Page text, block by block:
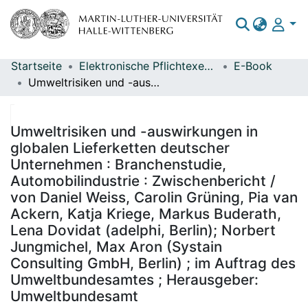
Bereiche & Sammlungen
Statistiken
Startseite Elektronische Pflichtexemplare
E-Book
Umweltrisiken und -auswirkungen in globalen Lieferketten deutscher Unternehmen : Branchenstudie, Automobilindustrie : Zwischenbericht / von Daniel Weiss, Carolin Grüning, Pia van Ackern, Katja Kriege, Markus Buderath, Lena Dovidat (adelphi, Berlin); Norbert Jungmichel, Max Aron (Systain Consulting GmbH, Berlin) ; im Auftrag des Umweltbundesamtes ; Herausgeber: Umweltbundesamt
Umweltrisiken und -auswirkungen in
globalen Lieferketten deutscher
Unternehmen : Branchenstudie,
Automobilindustrie : Zwischenbericht /
von Daniel Weiss, Carolin Grüning, Pia van
Ackern, Katja Kriege, Markus Buderath,
Lena Dovidat (adelphi, Berlin); Norbert
Jungmichel, Max Aron (Systain
Consulting GmbH, Berlin) ; im Auftrag des
Umweltbundesamtes ; Herausgeber:
Umweltbundesamt